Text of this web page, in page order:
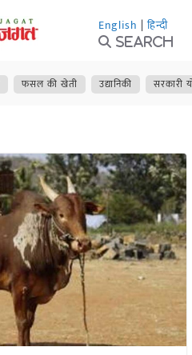
English | हिन्दी
Search
फसल की खेती उद्यानिकी सरकारी